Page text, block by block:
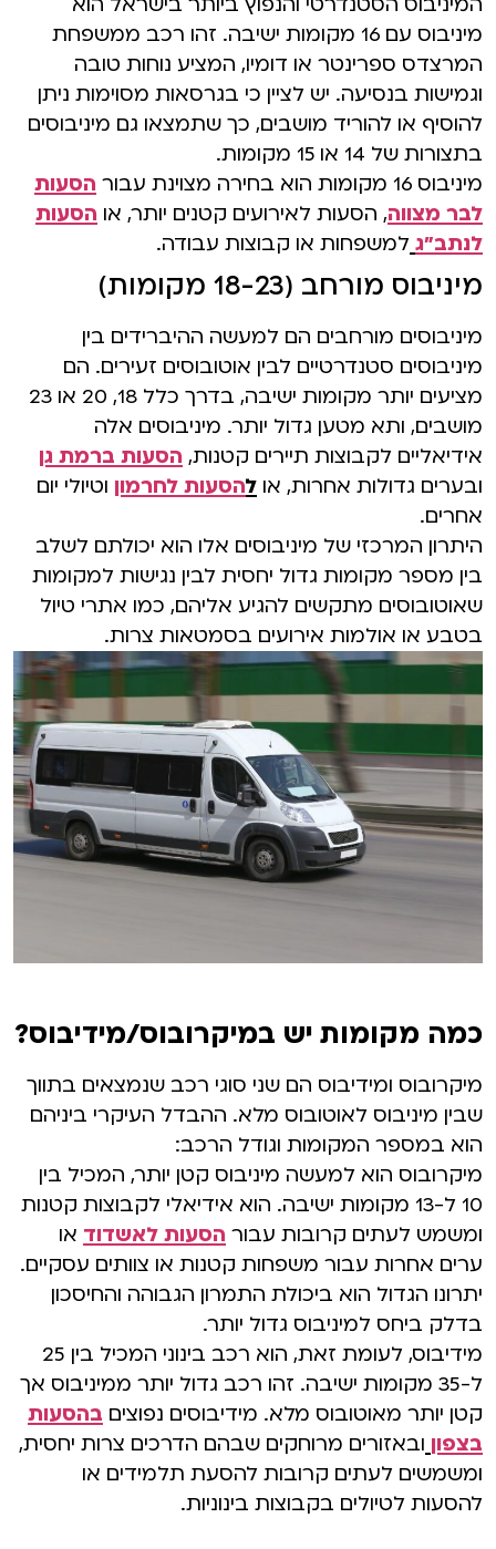
מיניבוס עם 16 מקומות ישיבה. זהו רכב ממשפחת
המרצדס ספרינטר או דומיו, המציע נוחות טובה
וגמישות בנסיעה. יש לציין כי בגרסאות מסוימות ניתן
להוסיף או להוריד מושבים, כך שתמצאו גם מיניבוסים
בתצורות של 14 או 15 מקומות.
מיניבוס 16 מקומות הוא בחירה מצוינת עבור
הסעות
לבר מצווה, הסעות לאירועים קטנים יותר, אוהסעות
לנתב"ג למשפחות או קבוצות עבודה.
מיניבוס מורחב (18-23 מקומות)
מיניבוסים מורחבים הם למעשה ההיברידים בין
מיניבוסים סטנדרטיים לבין אוטובוסים זעירים. הם
מציעים יותר מקומות ישיבה, בדרך כלל 18, 20 או 23
מושבים, ותא מטען גדול יותר. מיניבוסים אלה
אידיאליים לקבוצות תיירים קטנות,הסעות ברמת גן
ובערים גדולות אחרות, אולהסעות לחרמוןוטיולי יום
אחרים.
היתרון המרכזי של מיניבוסים אלו הוא יכולתם לשלב
בין מספר מקומות גדול יחסית לבין נגישות למקומות
שאוטובוסים מתקשים להגיע אליהם, כמו אתרי טיול
בטבע או אולמות אירועים בסמטאות צרות.
כמה מקומות יש במיקרובוס/מידיבוס?
מיקרובוס ומידיבוס הם שני סוגי רכב שנמצאים בתווך
שבין מיניבוס לאוטובוס מלא. ההבדל העיקרי ביניהם
הוא במספר המקומות וגודל הרכב:
מיקרובוס הוא למעשה מיניבוס קטן יותר, המכיל בין
10 ל-13 מקומות ישיבה. הוא אידיאלי לקבוצות קטנות
ומשמש לעתים קרובות עבורהסעות לאשדודאו
ערים אחרות עבור משפחות קטנות או צוותים עסקיים.
יתרונו הגדול הוא ביכולת התמרון הגבוהה והחיסכון
בדלק ביחס למיניבוס גדול יותר.
מידיבוס, לעומת זאת, הוא רכב בינוני המכיל בין 25
ל-35 מקומות ישיבה. זהו רכב גדול יותר ממיניבוס אך
קטן יותר מאוטובוס מלא. מידיבוסים נפוציםבהסעות
בצפון ובאזורים מרוחקים שבהם הדרכים צרות יחסית,
ומשמשים לעתים קרובות להסעת תלמידים או
להסעות לטיולים בקבוצות בינוניות.